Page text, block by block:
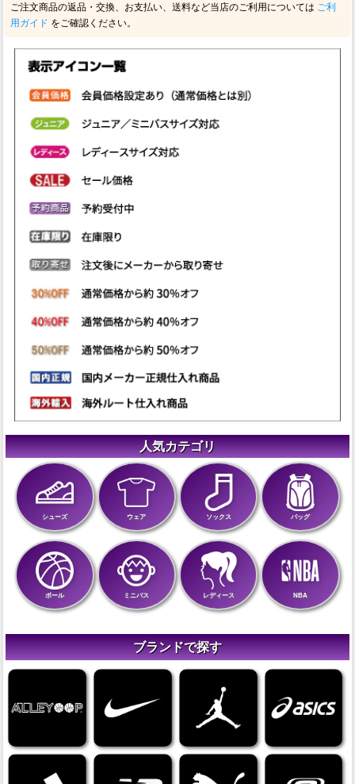
ご注文商品の返品・交換、お支払い、送料など当店のご利用については ご利
用ガイド をご確認ください。
人気カテゴリ
シューズ ウェア ソックス バッグ
ボール ミニバス レディース NBA
ブランドで探す